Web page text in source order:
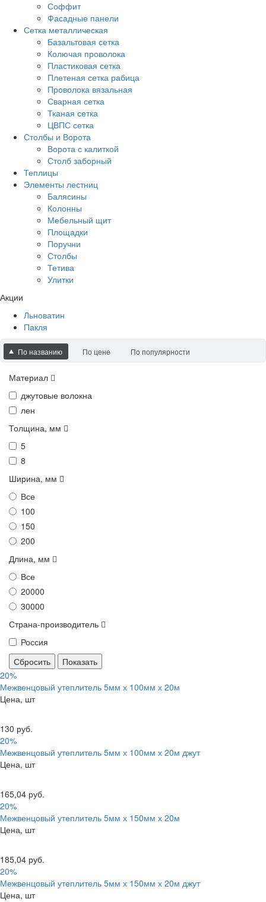
Соффит
Фасадные панели
Сетка металлическая
Базальтовая сетка
Колючая проволока
Пластиковая сетка
Плетеная сетка рабица
Проволока вязальная
Сварная сетка
Тканая сетка
ЦВПС сетка
Столбы и Ворота
Ворота с калиткой
Столб заборный
Теплицы
Элементы лестниц
Балясины
Колонны
Мебельный щит
Площадки
Поручни
Столбы
Тетива
Улитки
Акции
Льноватин
Пакля
По названию По цене По популярности
Материал
джутовые волокна
лен
Толщина, мм
5
8
Ширина, мм
Все
100
150
200
Длина, мм
Все
20000
30000
Страна-производитель
Россия
20%
Межвенцовый утеплитель 5мм х 100мм х 20м
Цена, шт
130 руб.
20%
Межвенцовый утеплитель 5мм х 100мм х 20м джут
Цена, шт
165,04 руб.
20%
Межвенцовый утеплитель 5мм х 150мм х 20м
Цена, шт
185,04 руб.
20%
Межвенцовый утеплитель 5мм х 150мм х 20м джут
Цена, шт